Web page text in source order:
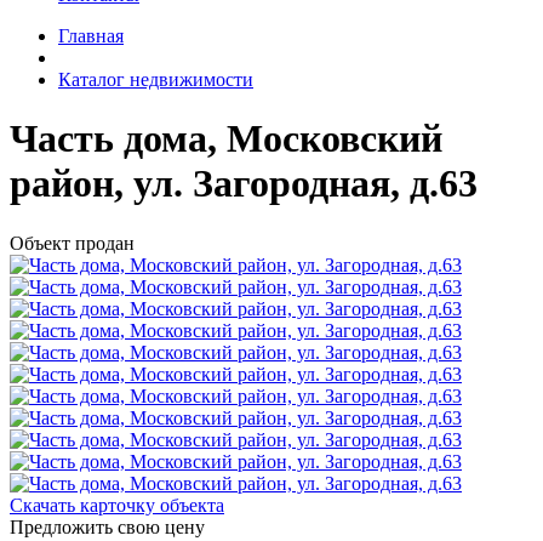
Главная
Каталог недвижимости
Часть дома, Московский
район, ул. Загородная, д.63
Объект продан
Скачать карточку объекта
Предложить свою цену